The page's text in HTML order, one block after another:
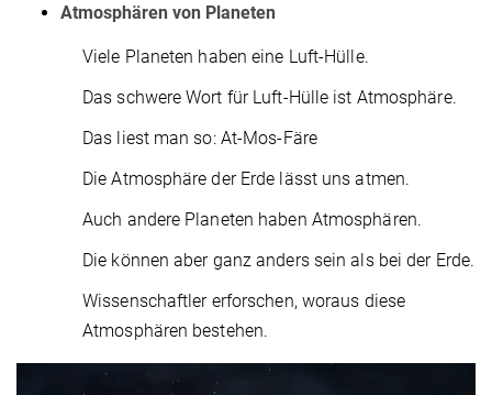
Atmosphären von Planeten
Viele Planeten haben eine Luft-Hülle.
Das schwere Wort für Luft-Hülle ist Atmosphäre.
Das liest man so: At-Mos-Färe
Die Atmosphäre der Erde lässt uns atmen.
Auch andere Planeten haben Atmosphären.
Die können aber ganz anders sein als bei der Erde.
Wissenschaftler erforschen, woraus diese
Atmosphären bestehen.